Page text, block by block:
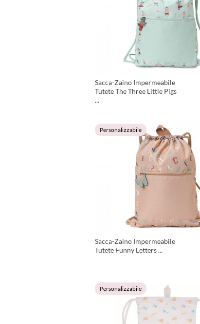
Sacca-Zaino Impermeabile
Tutete The Three Little Pigs
...
Personalizzabile
Sacca-Zaino Impermeabile
Tutete Funny Letters ...
Personalizzabile